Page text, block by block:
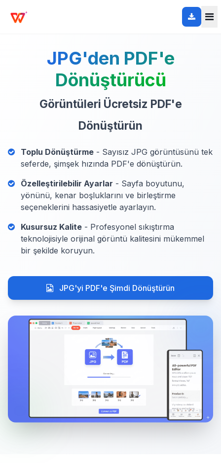
JPG'den PDF'e
Dönüştürücü
Görüntüleri Ücretsiz PDF'e
Dönüştürün
Toplu Dönüştürme - Sayısız JPG görüntüsünü tek
seferde, şimşek hızında PDF'e dönüştürün.
Özelleştirilebilir Ayarlar - Sayfa boyutunu,
yönünü, kenar boşluklarını ve birleştirme
seçeneklerini hassasiyetle ayarlayın.
Kusursuz Kalite - Profesyonel sıkıştırma
teknolojisiyle orijinal görüntü kalitesini mükemmel
bir şekilde koruyun.
JPG'yi PDF'e Şimdi Dönüştürün